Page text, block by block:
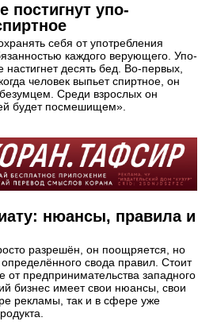
постигнут упо­
себя от употребления
каждого верующего. Упо­
десять бед. Во-первых,
человек выпьет спиртное, он
Среди взрослых он
будет посмешищем».
нюансы, правила и
разрешён, он поощряется, но
свода правил. Стоит
от предпринимательства западного
бизнес имеет свои нюансы, свои
рекламы, так и в сфере уже